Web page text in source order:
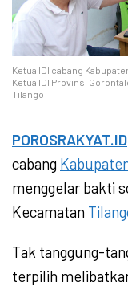
Ketua IDI cabang
Ketua IDI Provinsi
Tilango
POROSRAKYAT.ID
cabang
menggelar bakti
Kecamatan
Tak tanggung-
terpilih